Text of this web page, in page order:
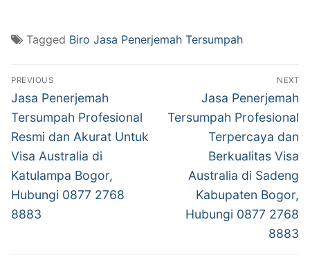
Tagged Biro Jasa Penerjemah Tersumpah
Post
navigation
PREVIOUS
Previous
post:
Jasa Penerjemah
Tersumpah Profesional
Resmi dan Akurat Untuk
Visa Australia di
Katulampa Bogor,
Hubungi 0877 2768
8883
NEXT
Next
post:
Jasa Penerjemah
Tersumpah Profesional
Terpercaya dan
Berkualitas Visa
Australia di Sadeng
Kabupaten Bogor,
Hubungi 0877 2768
8883